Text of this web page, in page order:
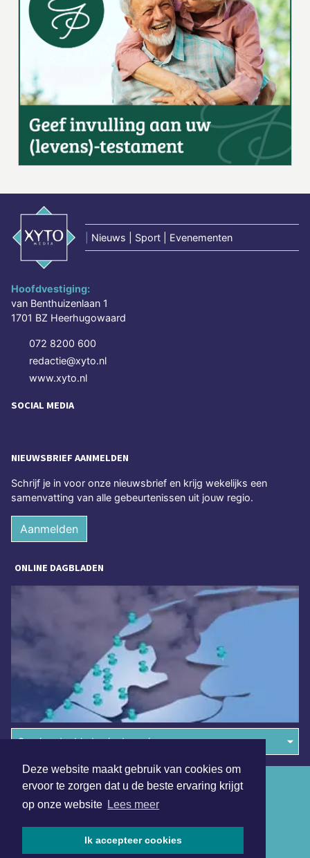
Deze website maakt gebruik van cookies om
ervoor te zorgen dat u de beste ervaring krijgt
op onze website Lees meer
Ik accepteer cookies
Nieuws | Sport | Evenementen
Hoofdvestiging:
van Benthuizenlaan 1
1701 BZ Heerhugowaard
072 8200 600
redactie@xyto.nl
www.xyto.nl
SOCIAL MEDIA
NIEUWSBRIEF AANMELDEN
Schrijf je in voor onze nieuwsbrief en krijg wekelijks een
samenvatting van alle gebeurtenissen uit jouw regio.
Aanmelden
ONLINE DAGBLADEN
Overige dagbladen in de regio
Algemene voorwaarden
Disclaimer